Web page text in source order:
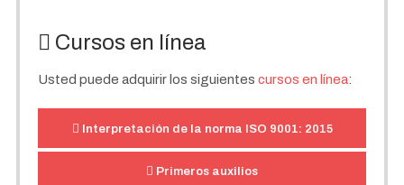
Cursos en línea
Usted puede adquirir los siguientes cursos en línea:
Interpretación de la norma ISO 9001: 2015
Primeros auxilios